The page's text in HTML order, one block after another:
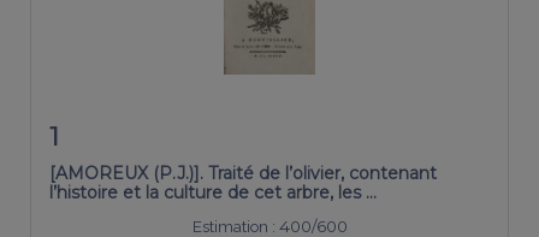
1
[AMOREUX (P.J.)]. Traité de l’olivier, contenant
l’histoire et la culture de cet arbre, les …
Estimation : 400/600